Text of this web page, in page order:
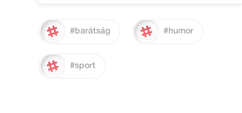
#barátság #humor
#sport